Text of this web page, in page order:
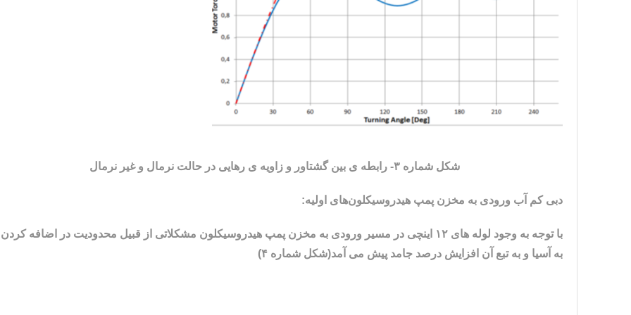
شکل شماره ۳- رابطه ی بین گشتاور و زاویه ی رهایی در حالت نرمال و غیر نرمال
دبی کم آب ورودی به مخزن پمپ هیدروسیکلون‌های اولیه:
با توجه به وجود لوله های ۱۲ اینچی در مسیر ورودی به مخزن پمپ هیدروسیکلون مشکلاتی از قبیل محدودیت در اضافه
به آسیا و به تبع آن افزایش درصد جامد پیش می آمد(شکل شماره ۴)